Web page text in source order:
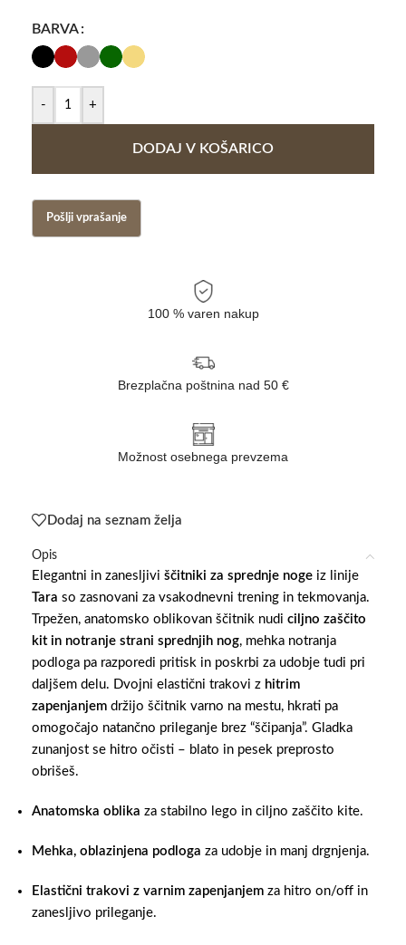
BARVA
- +
DODAJ V KOŠARICO
100 % varen nakup
Brezplačna poštnina nad 50 €
Možnost osebnega prevzema
Dodaj na seznam želja
Opis
Elegantni in zanesljivi ščitniki za sprednje noge iz linije
Tara so zasnovani za vsakodnevni trening in tekmovanja.
Trpežen, anatomsko oblikovan ščitnik nudi ciljno zaščito
kit in notranje strani sprednjih nog, mehka notranja
podloga pa razporedi pritisk in poskrbi za udobje tudi pri
daljšem delu. Dvojni elastični trakovi z hitrim
zapenjanjem držijo ščitnik varno na mestu, hkrati pa
omogočajo natančno prileganje brez “ščipanja”. Gladka
zunanjost se hitro očisti – blato in pesek preprosto
obrišeš.
Anatomska oblika za stabilno lego in ciljno zaščito kite.
Mehka, oblazinjenа podloga za udobje in manj drgnjenja.
Elastični trakovi z varnim zapenjanjem za hitro on/off in
zanesljivo prileganje.